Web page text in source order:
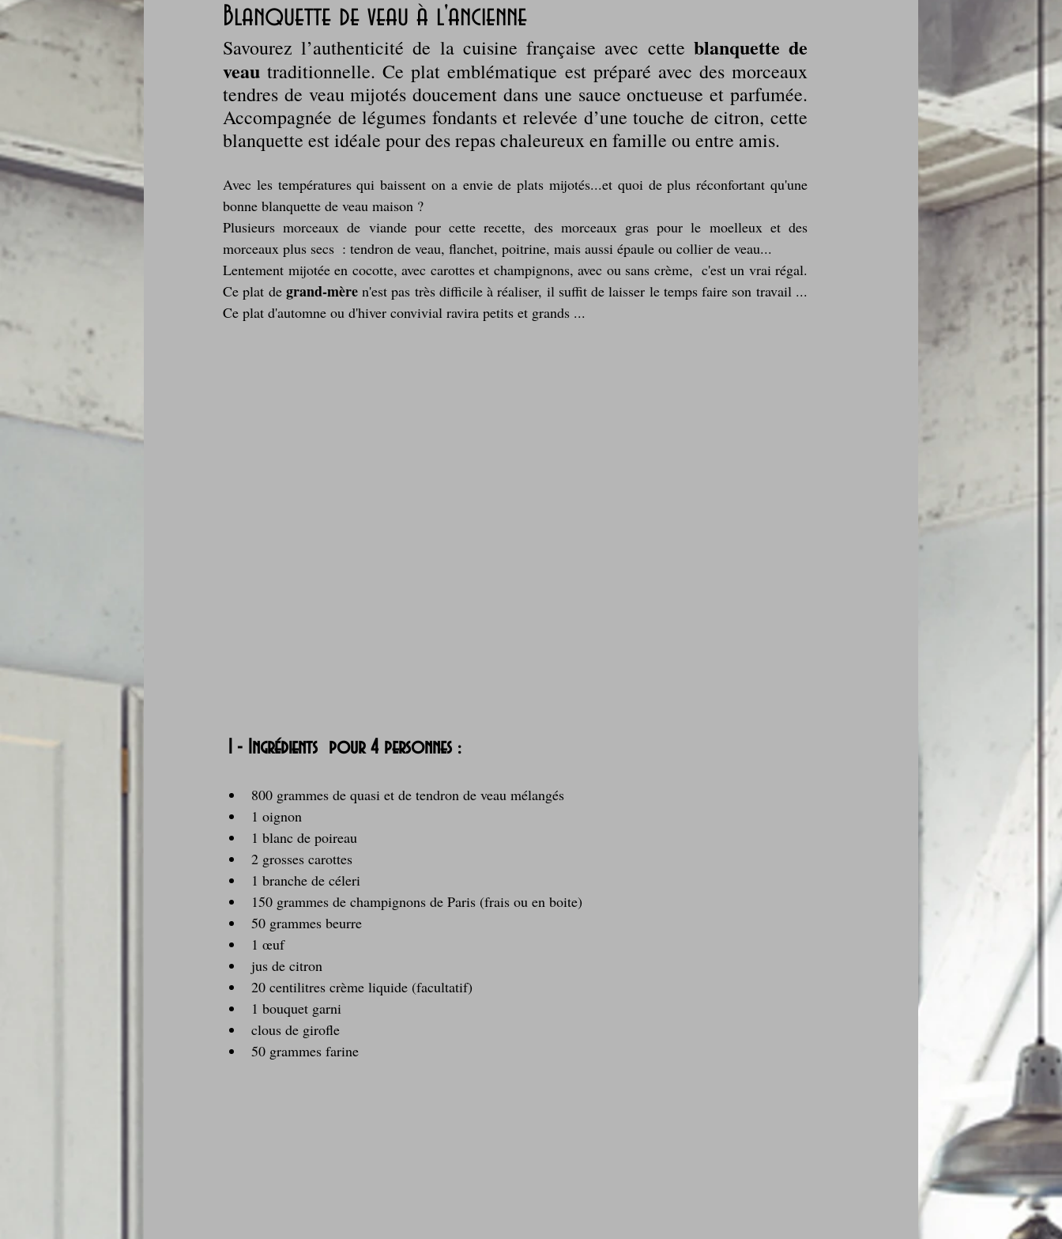
Comfort food, les recettes doudou Coquillages et crustacés Courges, cucurbitacées cuisine des fleurs
Cuisine du Camping Déjeuner sur l'herbe Desserts - glaces - pâtisserie Finger food, snack Foire au vin
Fondus de chocolat fruits à coque Garden Party - buffet - Verrines Gâteau d'anniversaire
Grillades, barbecues et plancha Healthy, léger, ou végétarien
Je mange au bureau : gamelle, bento Laitages La Montagne ça nous gagne !
Blanquette de veau à l'ancienne
Savourez l’authenticité de la cuisine française avec cette blanquette de
veau traditionnelle. Ce plat emblématique est préparé avec des morceaux
tendres de veau mijotés doucement dans une sauce onctueuse et parfumée.
Accompagnée de légumes fondants et relevée d’une touche de citron, cette
blanquette est idéale pour des repas chaleureux en famille ou entre amis.
Avec les températures qui baissent on a envie de plats mijotés...et quoi de plus réconfortant qu'une
bonne blanquette de veau maison ?
Plusieurs morceaux de viande pour cette recette, des morceaux gras pour le moelleux et des
morceaux plus secs  : tendron de veau, flanchet, poitrine, mais aussi épaule ou collier de veau...
Lentement mijotée en cocotte, avec carottes et champignons, avec ou sans crème,  c'est un vrai régal.
Ce plat de grand-mère n'est pas très difficile à réaliser, il suffit de laisser le temps faire son travail ...
Ce plat d'automne ou d'hiver convivial ravira petits et grands ...
1 - Ingrédients  pour 4 personnes :
800 grammes de quasi et de tendron de veau mélangés
1 oignon
1 blanc de poireau
2 grosses carottes
1 branche de céleri
150 grammes de champignons de Paris (frais ou en boite)
50 grammes beurre
1 œuf
jus de citron
20 centilitres crème liquide (facultatif)
1 bouquet garni
clous de girofle
50 grammes farine